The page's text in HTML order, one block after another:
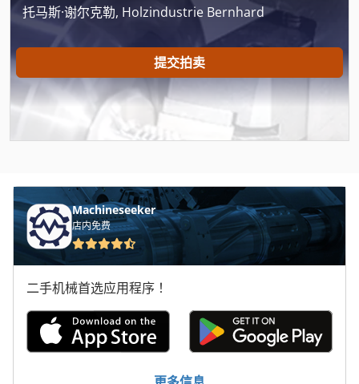
Pasteur
冷锯
搅拌 站
湿 Bandschleifmaschine
烧成炉
芯片桶
托马斯·谢尔克勒, Holzindustrie Bernhard
提交拍卖
Machineseeker
店内免费
二手机械首选应用程序！